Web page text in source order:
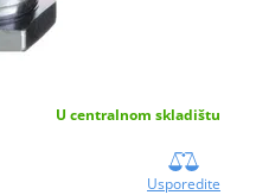
U centralnom skladištu
Usporedite